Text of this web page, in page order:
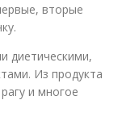
вторые
диетическими,
Из продукта
и многое